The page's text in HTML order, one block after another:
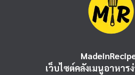
เว็บไซต์คลังเมนูอาหาร